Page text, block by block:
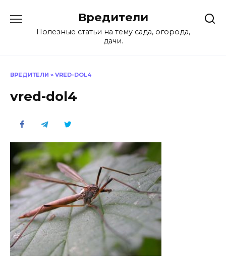
содержанию
Вредители
Полезные статьи на тему сада, огорода,
дачи.
ВРЕДИТЕЛИ » VRED-DOL4
vred-dol4